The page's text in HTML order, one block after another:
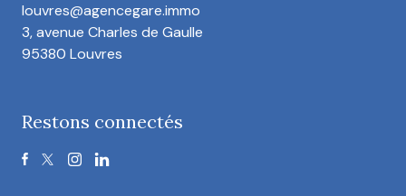
louvres@agencegare.immo
3, avenue Charles de Gaulle
95380 Louvres
Restons connectés